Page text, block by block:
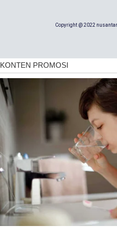
Copyright @ 2022